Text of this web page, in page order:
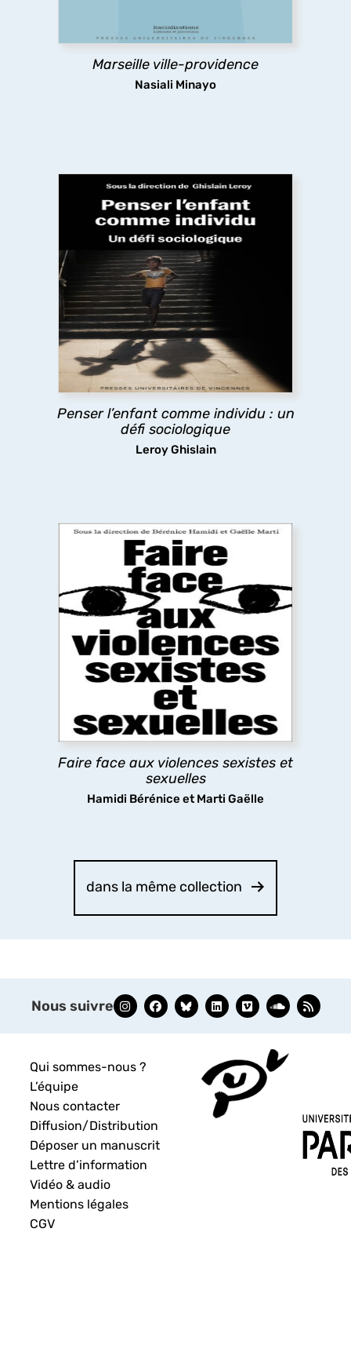
Marseille ville-providence
Nasiali Minayo
racialisées.
découvrir
Penser l’enfant comme individu : un
défi sociologique
Leroy Ghislain
Penser l’enfant comme individu : un défi
sociologique
Pourquoi un ouvrage de sociologie mettant en
lien
« enfance(s) » et individualité ?
Comment penser à la fois l’enfant comme «
acteur », et comme marqué par les inégalités
sociales ? La question est à la fois scientifique et
politique, donnant à penser sur la place des
découvrir
Faire face aux violences sexistes et
sexuelles
Hamidi Bérénice et Marti Gaëlle
Faire face aux violences sexistes et
sexuelles
Un livre essentiel, à la fois témoignage et guide,
qui dévoile le continuum des violences sexistes
et sexuelles. En croisant les voix de
chercheur·es, expert·es, artistes et personnes
concernées, il ouvre des pistes concrètes pour
comprendre, prévenir et agir collectivement.
découvrir
dans la même collection
Nous suivre
Qui sommes-nous ?
L’équipe
Nous contacter
Diffusion/Distribution
Déposer un manuscrit
Lettre d’information
Vidéo & audio
Mentions légales
CGV